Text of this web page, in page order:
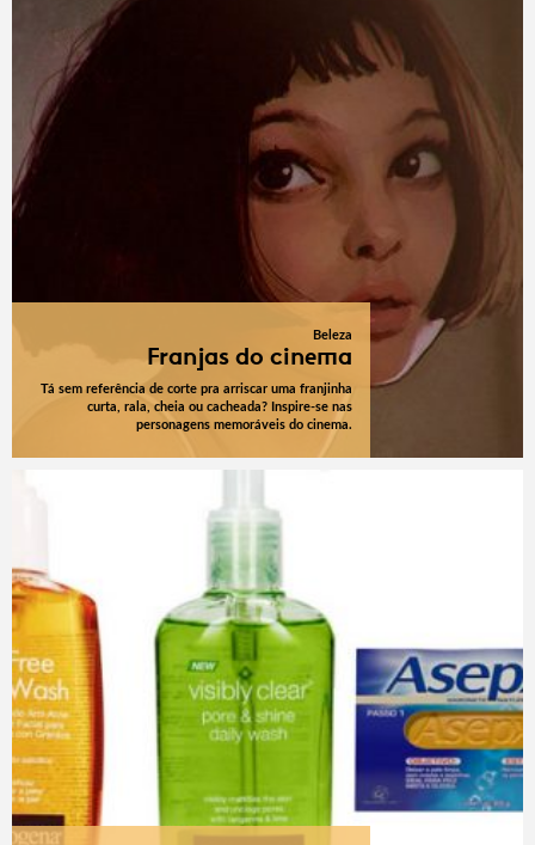
Beleza
Franjas do cinema
Tá sem referência de corte pra arriscar uma franjinha
curta, rala, cheia ou cacheada? Inspire-se nas
personagens memoráveis do cinema.